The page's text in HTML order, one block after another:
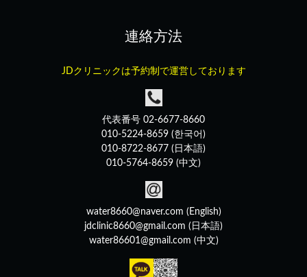
連絡方法
JDクリニックは予約制で運営しております
代表番号 02-6677-8660
010-5224-8659 (한국어)
010-8722-8677 (日本語)
010-5764-8659 (中文)
water8660@naver.com (English)
jdclinic8660@gmail.com (日本語)
water86601@gmail.com (中文)